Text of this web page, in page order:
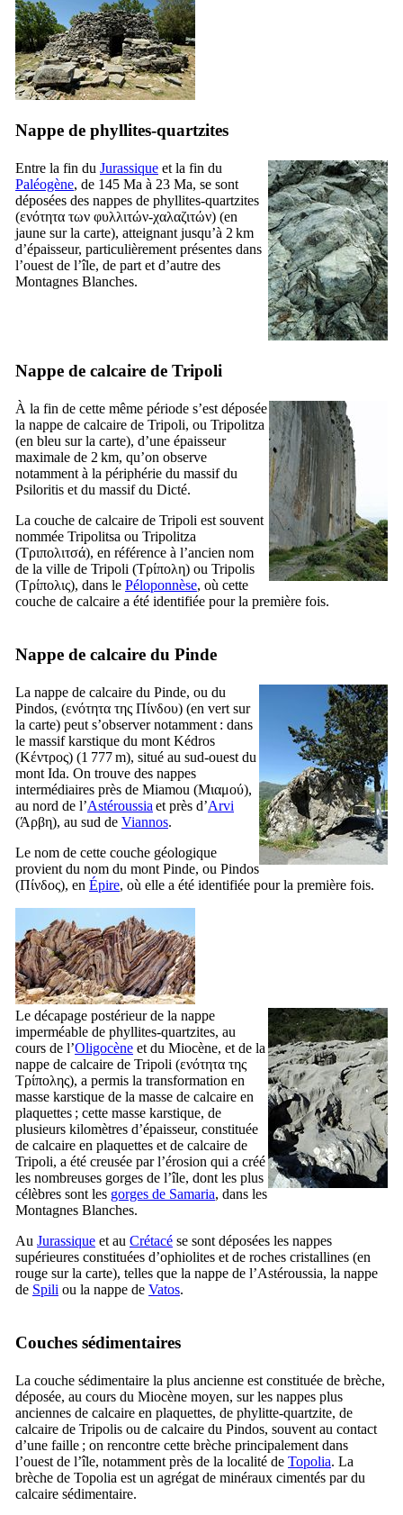
Nappe de phyllites-quartzites
Entre la fin du Jurassique et la fin du
Paléogène, de 145 Ma à 23 Ma, se sont
déposées des nappes de phyllites-quartzites
(ενότητα των φυλλιτών-χαλαζιτών) (en
jaune sur la carte), atteignant jusqu’à 2 km
d’épaisseur, particulièrement présentes dans
l’ouest de l’île, de part et d’autre des
Montagnes Blanches.
Nappe de calcaire de Tripoli
À la fin de cette même période s’est déposée
la nappe de calcaire de Tripoli, ou Tripolitza
(en bleu sur la carte), d’une épaisseur
maximale de 2 km, qu’on observe
notamment à la périphérie du massif du
Psiloritis et du massif du Dicté.
La couche de calcaire de Tripoli est souvent
nommée Tripolitsa ou Tripolitza
(Τριπολιτσά), en référence à l’ancien nom
de la ville de Tripoli (Τρίπολη) ou Tripolis
(Τρίπολις), dans le Péloponnèse, où cette
couche de calcaire a été identifiée pour la première fois.
Nappe de calcaire du Pinde
La nappe de calcaire du Pinde, ou du
Pindos, (ενότητα της Πίνδου) (en vert sur
la carte) peut s’observer notamment : dans
le massif karstique du mont Kédros
(Κέντρος) (1 777 m), situé au sud-ouest du
mont Ida. On trouve des nappes
intermédiaires près de Miamou (Μιαμού),
au nord de l’Astéroussia et près d’Arvi
(Άρβη), au sud de Viannos.
Le nom de cette couche géologique
provient du nom du mont Pinde, ou Pindos
(Πίνδος), en Épire, où elle a été identifiée pour la première fois.
Le décapage postérieur de la nappe
imperméable de phyllites-quartzites, au
cours de l’Oligocène et du Miocène, et de la
nappe de calcaire de Tripoli (ενότητα της
Τρίπολης), a permis la transformation en
masse karstique de la masse de calcaire en
plaquettes ; cette masse karstique, de
plusieurs kilomètres d’épaisseur, constituée
de calcaire en plaquettes et de calcaire de
Tripoli, a été creusée par l’érosion qui a créé
les nombreuses gorges de l’île, dont les plus
célèbres sont les gorges de Samaria, dans les
Montagnes Blanches.
Au Jurassique et au Crétacé se sont déposées les nappes
supérieures constituées d’ophiolites et de roches cristallines (en
rouge sur la carte), telles que la nappe de l’Astéroussia, la nappe
de Spili ou la nappe de Vatos.
Couches sédimentaires
La couche sédimentaire la plus ancienne est constituée de brèche,
déposée, au cours du Miocène moyen, sur les nappes plus
anciennes de calcaire en plaquettes, de phylitte-quartzite, de
calcaire de Tripolis ou de calcaire du Pindos, souvent au contact
d’une faille ; on rencontre cette brèche principalement dans
l’ouest de l’île, notamment près de la localité de Topolia. La
brèche de Topolia est un agrégat de minéraux cimentés par du
calcaire sédimentaire.